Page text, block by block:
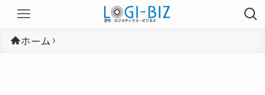
ホーム